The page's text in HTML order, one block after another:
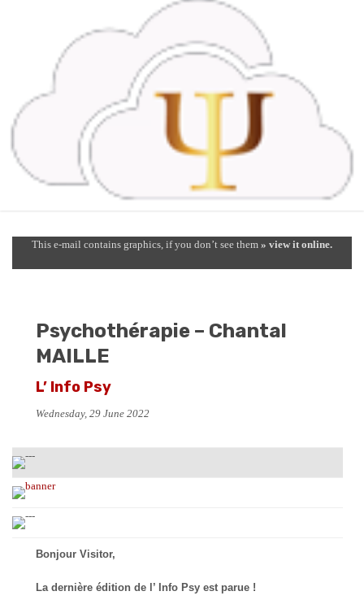
This e-mail contains graphics, if you don’t see them » view it online.
Psychothérapie – Chantal
MAILLE
L’ Info Psy
Wednesday, 29 June 2022
Bonjour Visitor,
La dernière édition de l’ Info Psy est parue !